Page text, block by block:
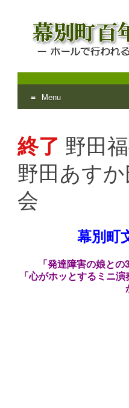
幕別町
ホールで行われる公演
Menu
content
終了 野田
野田あす
会
幕別町
「発達障害の娘と
「心がホッとするミニ